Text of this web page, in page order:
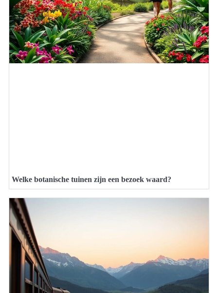
Welke botanische tuinen zijn een bezoek waard?